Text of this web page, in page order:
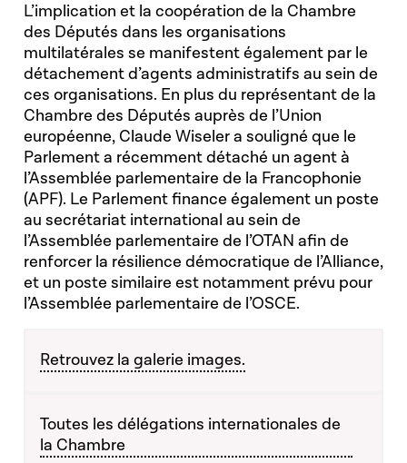
L’implication et la coopération de la Chambre
des Députés dans les organisations
multilatérales se manifestent également par le
détachement d’agents administratifs au sein de
ces organisations. En plus du représentant de la
Chambre des Députés auprès de l’Union
européenne, Claude Wiseler a souligné que le
Parlement a récemment détaché un agent à
l’Assemblée parlementaire de la Francophonie
(APF). Le Parlement finance également un poste
au secrétariat international au sein de
l’Assemblée parlementaire de l’OTAN afin de
renforcer la résilience démocratique de l’Alliance,
et un poste similaire est notamment prévu pour
l’Assemblée parlementaire de l’OSCE.
Retrouvez la galerie images.
Toutes les délégations internationales de
la Chambre